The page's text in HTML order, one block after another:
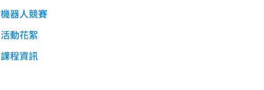
機器人競賽
活動花絮
課程資訊